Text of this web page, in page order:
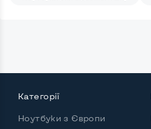
Категорії
Ноутбуки з Європи